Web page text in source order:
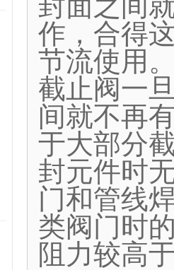
作，合得
节流使用
截止阀一
间就不再
于大部分
封元件时
门和管线
类阀门时
阻力较高